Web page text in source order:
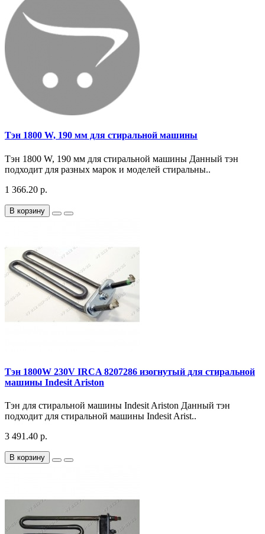
Тэн 1800 W, 190 мм для стиральной машины
Тэн 1800 W, 190 мм для стиральной машины Данный тэн
подходит для разных марок и моделей стиральны..
1 366.20 р.
В корзину
Тэн 1800W 230V IRCA 8207286 изогнутый для стиральной
машины Indesit Ariston
Тэн для стиральной машины Indesit Ariston Данный тэн
подходит для стиральной машины Indesit Arist..
3 491.40 р.
В корзину